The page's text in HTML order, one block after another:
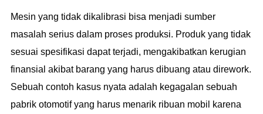
Mesin yang tidak dikalibrasi bisa menjadi sumber
masalah serius dalam proses produksi. Produk yang tidak
sesuai spesifikasi dapat terjadi, mengakibatkan kerugian
finansial akibat barang yang harus dibuang atau dirework.
Sebuah contoh kasus nyata adalah kegagalan sebuah
pabrik otomotif yang harus menarik ribuan mobil karena